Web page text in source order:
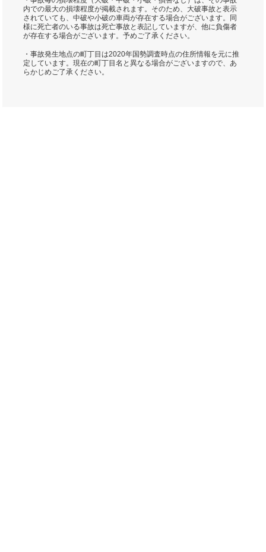
内での最大の損壊程度が掲載されます。そのため、大破事故と表示
されていても、中破や小破の車両が存在する場合がございます。同
様に死亡者のいる事故は死亡事故と表記していますが、他に負傷者
が存在する場合がございます。予めご了承ください。
・事故発生地点の町丁目は2020年国勢調査時点の住所情報を元に推
定しています。現在の町丁目名と異なる場合がございますので、あ
らかじめご了承ください。